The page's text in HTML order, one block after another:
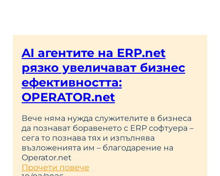
AI агентите на ERP.net
рязко увеличават бизнес
ефективността:
OPERATOR.net
Вече няма нужда служителите в бизнеса
да познават боравенето с ERP софтуера –
сега то познава тях и изпълнява
възложенията им – благодарение на
Operator.net
Прочети повече